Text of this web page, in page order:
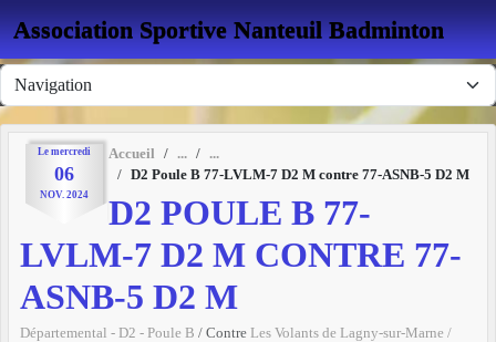
Association Sportive Nanteuil Badminton
Le mercredi
06
NOV. 2024
Accueil
D2 Poule B 77-LVLM-7 D2 M contre 77-ASNB-5 D2 M
D2 POULE B 77-
LVLM-7 D2 M CONTRE 77-
ASNB-5 D2 M
Départemental - D2 - Poule B / Contre Les Volants de Lagny-sur-Marne /